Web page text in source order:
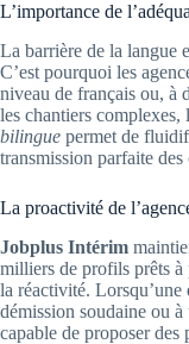
L’importance de
La barrière de la langue
C’est pourquoi les
niveau de français ou, à
les chantiers complexes,
bilingue permet de
transmission parfaite
La proactivité de
Jobplus Intérim
milliers de profils prêts à
la réactivité. Lorsqu’une
démission soudaine ou
capable de proposer